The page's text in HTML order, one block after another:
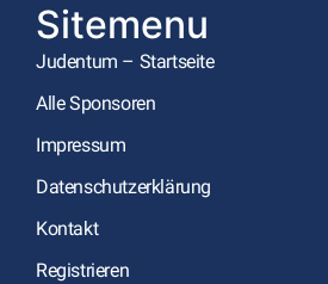
Sitemenu
Judentum – Startseite
Alle Sponsoren
Impressum
Datenschutzerklärung
Kontakt
Registrieren